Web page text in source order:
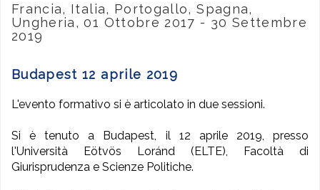
Francia, Italia, Portogallo, Spagna,
Ungheria, 01 Ottobre 2017 - 30 Settembre
2019
Budapest 12 aprile 2019
L'evento formativo si è articolato in due sessioni.
Si è tenuto a Budapest, il 12 aprile 2019, presso
l'Università Eötvös Loránd (ELTE), Facoltà di
Giurisprudenza e Scienze Politiche.